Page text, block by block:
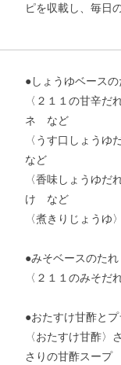
ピを収載し、毎日
●しょうゆベース
〈２１１の甘辛だ
ネ など
〈うす口しょう
など
〈香味しょうゆ
け など
〈煮きりじょう
●みそベースのた
〈２１１のみそ
●おたすけ甘酢と
〈おたすけ甘酢〉
さりの甘酢スープ